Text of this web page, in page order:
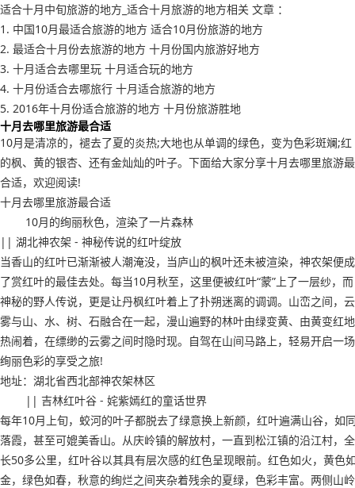
适合十月中旬旅游的地方_适合十月旅游的地方相关 文章 ：
1. 中国10月最适合旅游的地方 适合10月份旅游的地方
2. 最适合十月份去旅游的地方 十月份国内旅游好地方
3. 十月适合去哪里玩 十月适合玩的地方
4. 十月份适合去哪旅行 十月适合旅游的地方
5. 2016年十月份适合旅游的地方 十月份旅游胜地
十月去哪里旅游最合适
10月是清凉的，褪去了夏的炎热;大地也从单调的绿色，变为色彩斑斓;红
的枫、黄的银杏、还有金灿灿的叶子。下面给大家分享十月去哪里旅游最
合适，欢迎阅读!
十月去哪里旅游最合适
10月的绚丽秋色，渲染了一片森林
|| 湖北神农架 - 神秘传说的红叶绽放
当香山的红叶已渐渐被人潮淹没，当庐山的枫叶还未被渲染，神农架便成
了赏红叶的最佳去处。每当10月秋至，这里便被红叶“蒙”上了一层纱，而
神秘的野人传说，更是让丹枫红叶着上了扑朔迷离的调调。山峦之间，云
雾与山、水、树、石融合在一起，漫山遍野的林叶由绿变黄、由黄变红地
热闹着，在缥缈的云雾之间时隐时现。自驾在山间马路上，轻易开启一场
绚丽色彩的享受之旅!
地址：湖北省西北部神农架林区
|| 吉林红叶谷 - 姹紫嫣红的童话世界
每年10月上旬，蛟河的叶子都脱去了绿意换上新颜，红叶遍满山谷，如
落霞，甚至可媲美香山。从庆岭镇的解放村，一直到松江镇的沿江村，全
长50多公里，红叶谷以其具有层次感的红色呈现眼前。红色如火，黄色
金，绿色如春，秋意的绚烂之间夹杂着残余的夏绿，色彩丰富。两侧山岭